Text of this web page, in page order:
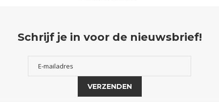
Schrijf je in voor de nieuwsbrief!